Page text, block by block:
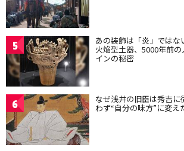
5 あの装飾は「炎」ではな
火焔型土器、5000年前
インの秘密
6 なぜ浅井の旧臣は秀吉
わず“自分の味方”に変え